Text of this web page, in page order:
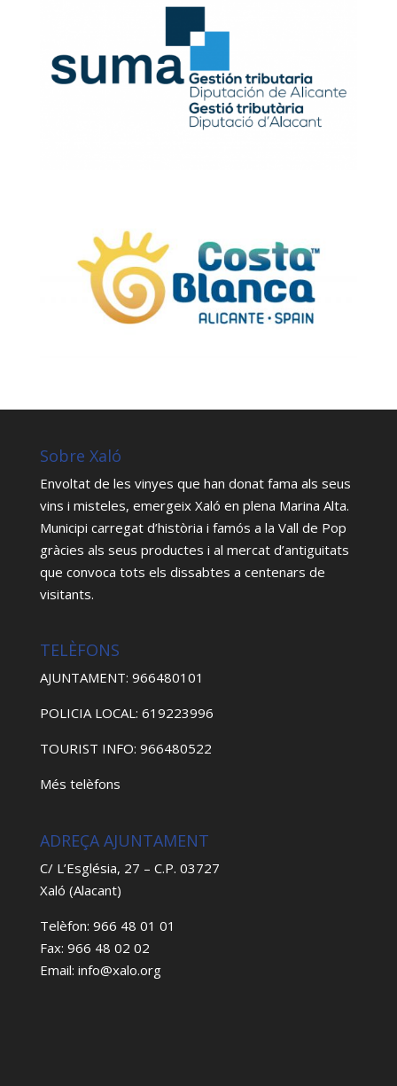
Sobre Xaló
Envoltat de les vinyes que han donat fama als seus
vins i misteles, emergeix Xaló en plena Marina Alta.
Municipi carregat d’història i famós a la Vall de Pop
gràcies als seus productes i al mercat d’antiguitats
que convoca tots els dissabtes a centenars de
visitants.
TELÈFONS
AJUNTAMENT: 966480101
POLICIA LOCAL: 619223996
TOURIST INFO: 966480522
Més telèfons
ADREÇA AJUNTAMENT
C/ L’Església, 27 – C.P. 03727
Xaló (Alacant)
Telèfon: 966 48 01 01
Fax: 966 48 02 02
Email: info@xalo.org